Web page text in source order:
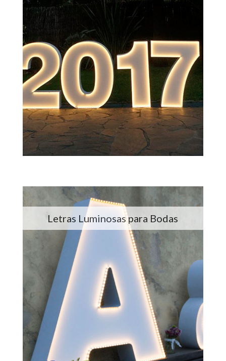
Letras Luminosas para Bodas